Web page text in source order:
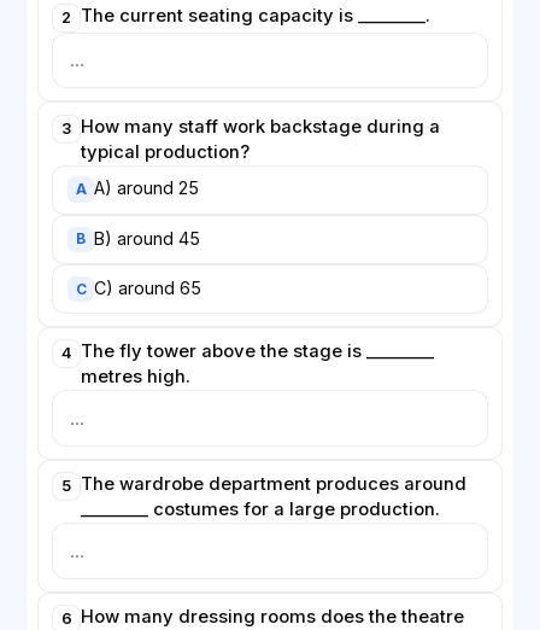
2 The current seating capacity is ________.
3 How many staff work backstage during a
typical production?
A A) around 25
B B) around 45
C C) around 65
4 The fly tower above the stage is ________
metres high.
5 The wardrobe department produces around
________ costumes for a large production.
6
How many dressing rooms does the theatre